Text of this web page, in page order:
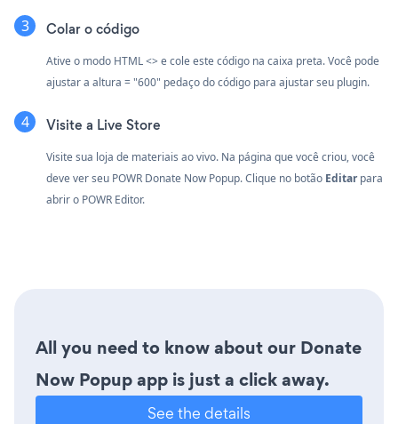
Colar o código
Ative o modo HTML <> e cole este código na caixa preta. Você pode
ajustar a altura = "600" pedaço do código para ajustar seu plugin.
Visite a Live Store
Visite sua loja de materiais ao vivo. Na página que você criou, você
deve ver seu POWR Donate Now Popup. Clique no botão Editarpara
abrir o POWR Editor.
All you need to know about our Donate
Now Popup app is just a click away.
See the details